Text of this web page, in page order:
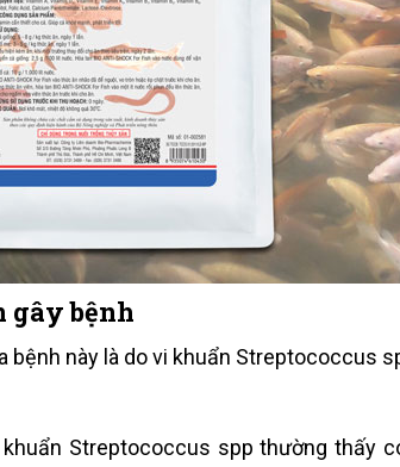
gây bệnh
bệnh này là do vi khuẩn Streptococcus
Streptococcus spp thường thấy